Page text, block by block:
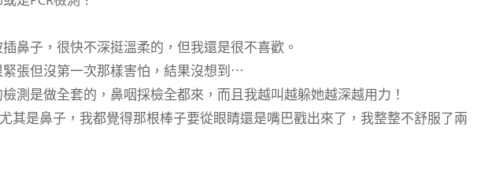
鼻子，很快不深挺溫柔的，但我還是很不喜歡。
張但沒第一次那樣害怕，結果沒想到⋯
測是做全套的，鼻咽採檢全都來，而且我越叫越躲她越深越用力！
其是鼻子，我都覺得那根棒子要從眼睛還是嘴巴戳出來了，我整整不舒服了兩